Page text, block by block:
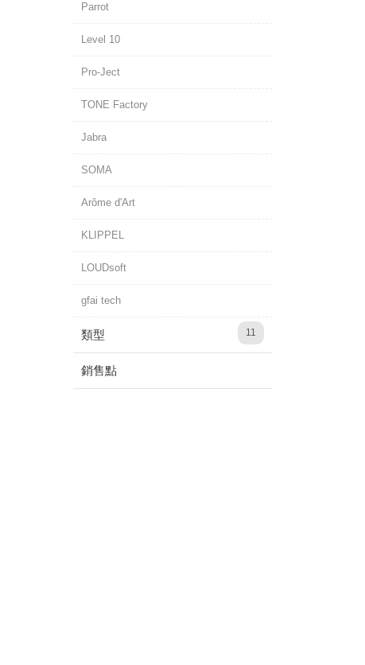
Parrot
Level 10
Pro-Ject
TONE Factory
Jabra
SOMA
Arôme d'Art
KLIPPEL
LOUDsoft
gfai tech
類型 11
銷售點